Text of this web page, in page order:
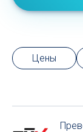
Цены